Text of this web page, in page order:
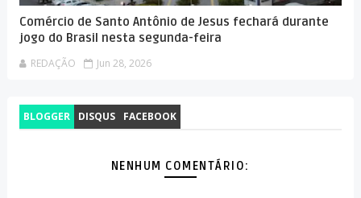
Comércio de Santo Antônio de Jesus fechará durante
jogo do Brasil nesta segunda-feira
REDAÇÃO Jun 28, 2026
BLOGGER DISQUS FACEBOOK
NENHUM COMENTÁRIO: